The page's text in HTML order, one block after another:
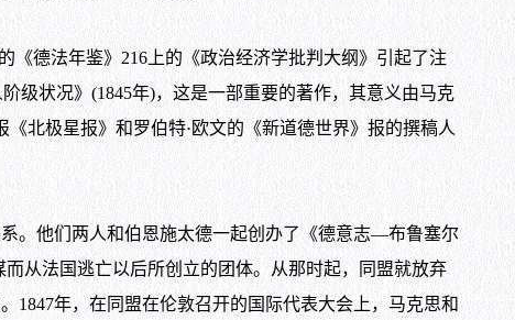
《德法年鉴》 216上的《政治经济学批判大纲》引起了注
级状况》 (1845年)，这是一部重要的著作，其意义由马克
北极星报》和罗伯特·欧文的《新道德世界》报的撰稿人
。他们两人和伯恩施太德一起创办了《德意志—布鲁塞尔
从法国逃亡以后所创立的团体。从那时起，同盟就放弃
1847年，在同盟在伦敦召开的国际代表大会上，马克思和